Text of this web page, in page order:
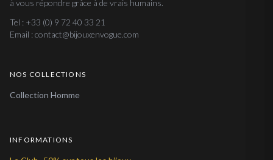
à vous répondre grâce à de vrais humains.
Tel : +33 (0) 9 72 40 33 21
Email : contact@bijouxenvogue.com
NOS COLLECTIONS
Collection Homme
INFORMATIONS